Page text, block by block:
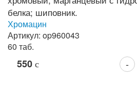
Хромацин
Артикул: op960043
60 таб.
550 c -